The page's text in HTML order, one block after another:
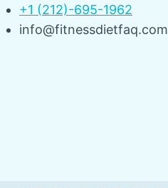
Skip
to
+1 (212)-695-1962
info@fitnessdietfaq.com